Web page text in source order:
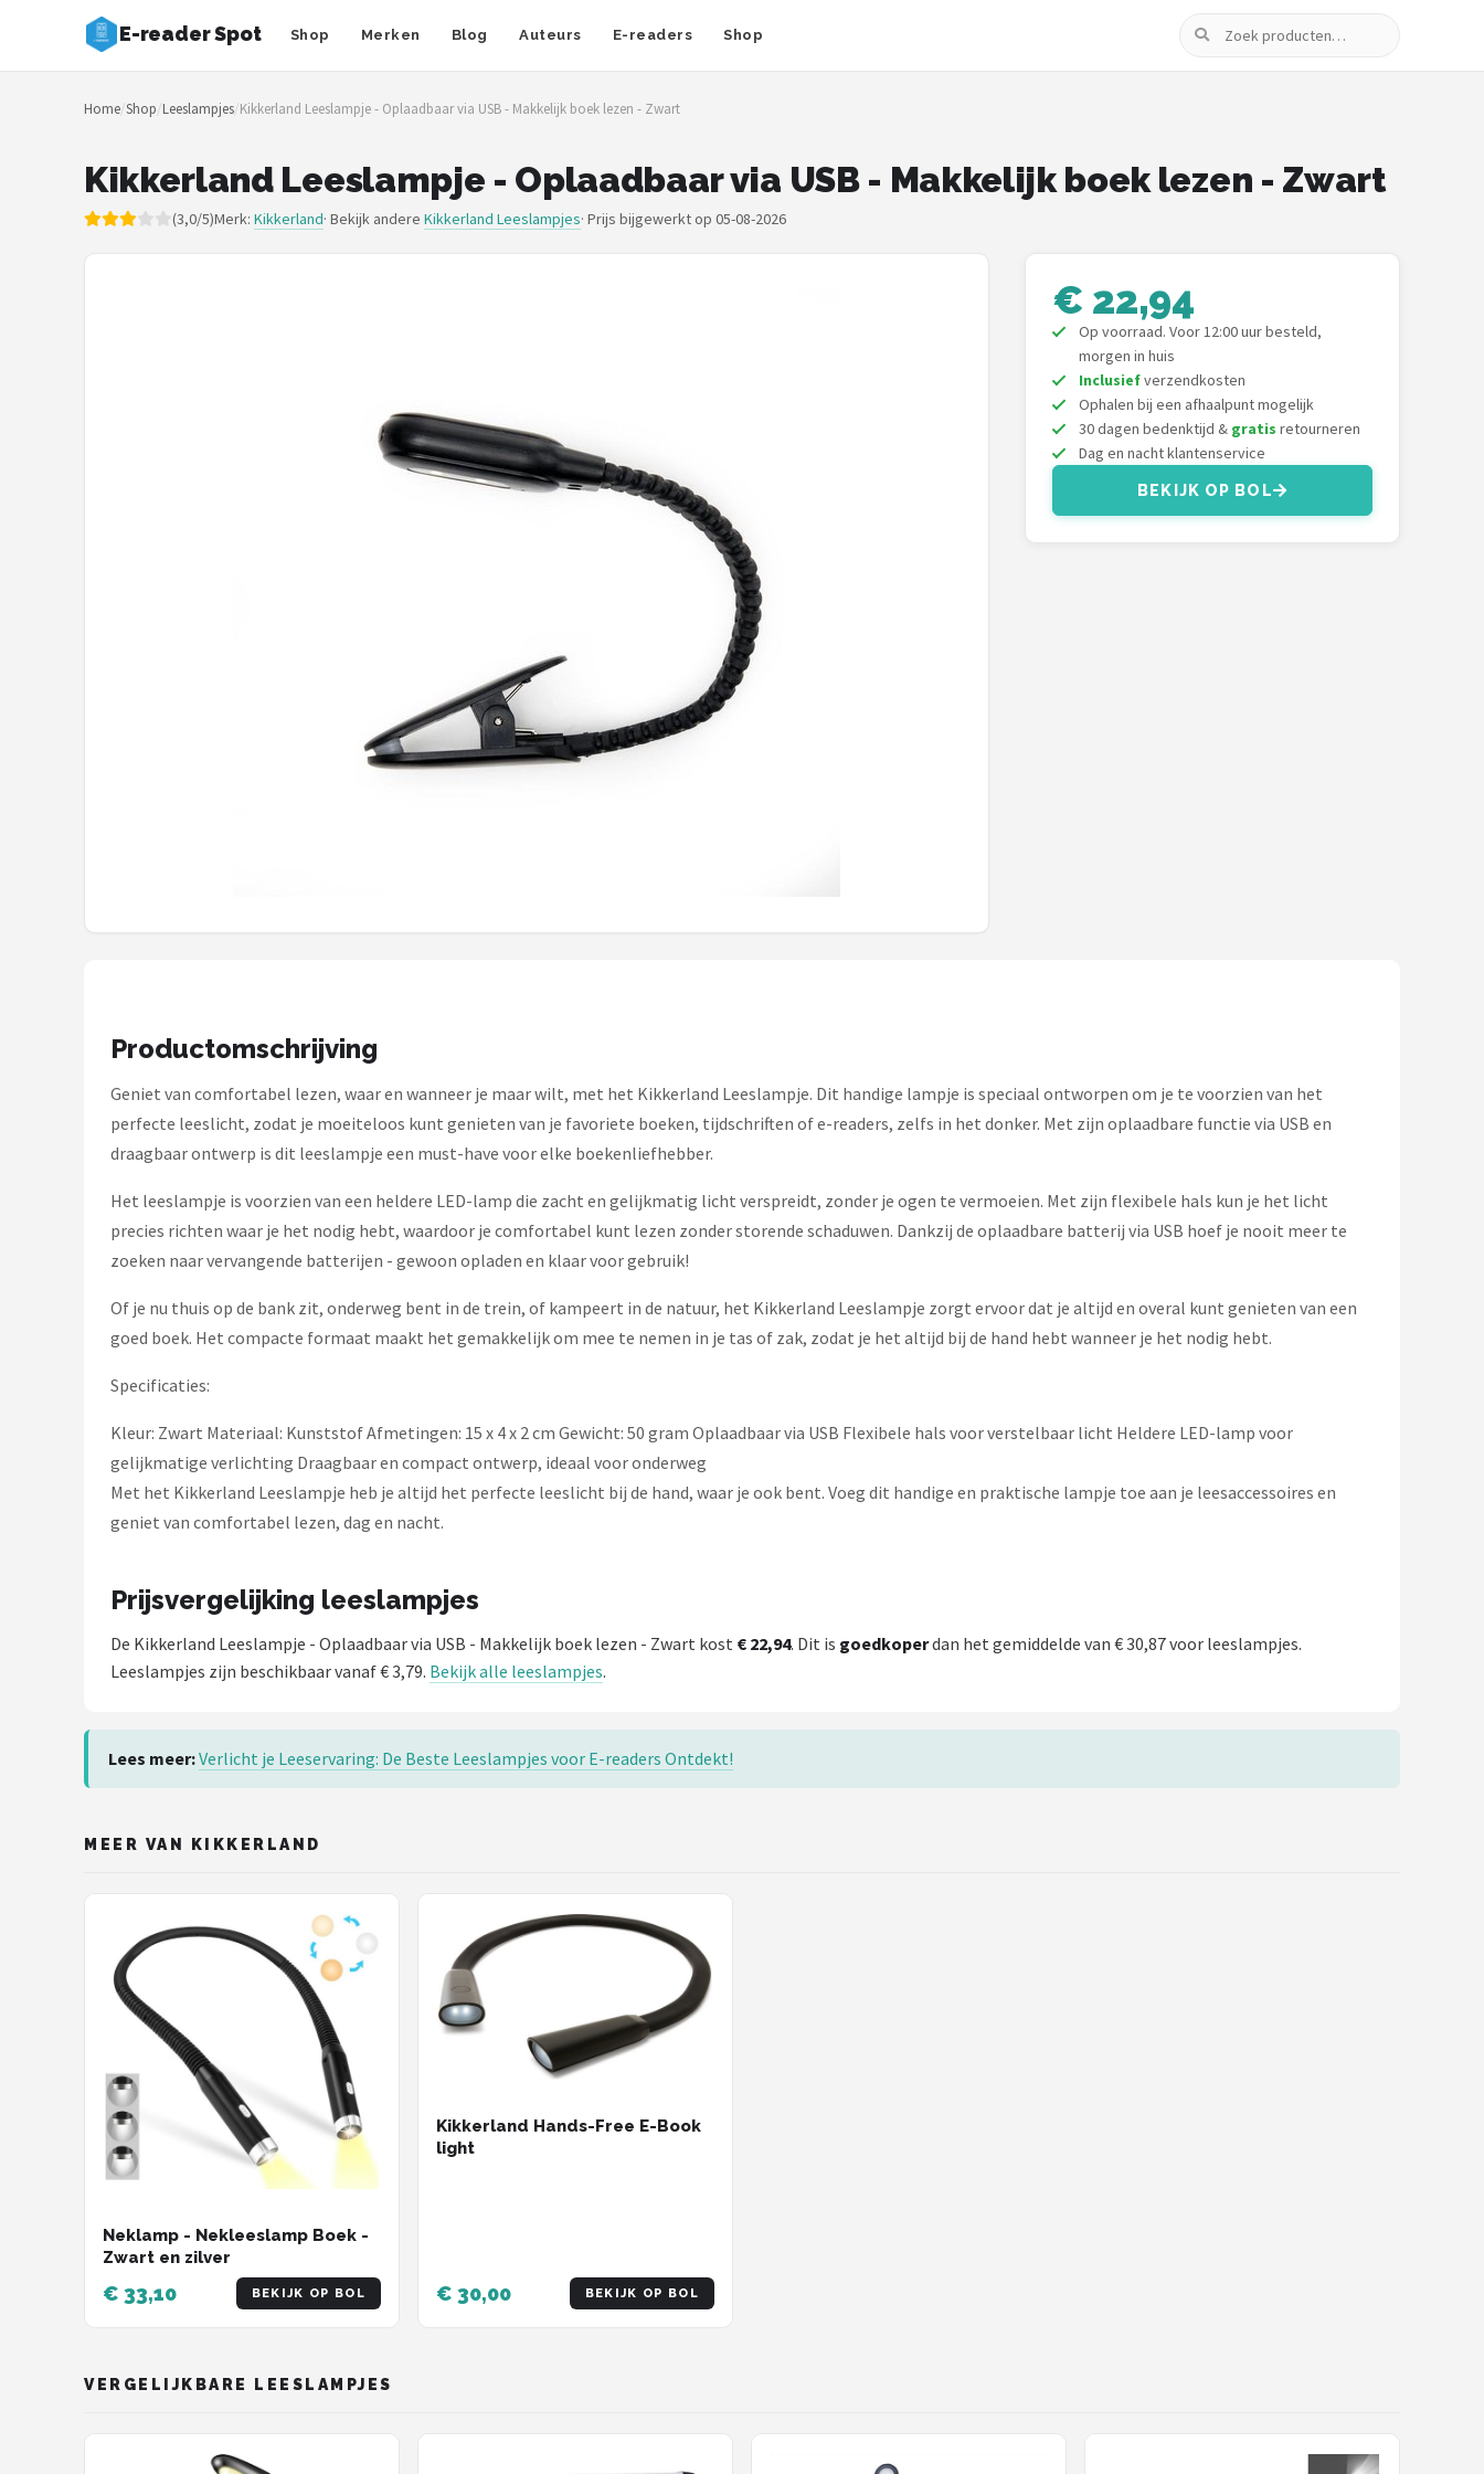
E-reader Spot Shop Merken Blog Auteurs E-readers Shop
Zoeken
Zoeken
NAVIGATIE
Merken
Alle merken →
Home/Shop/Leeslampjes/Kikkerland Leeslampje - Oplaadbaar via USB - Makkelijk boek lezen - Zwart
Kikkerland Leeslampje - Oplaadbaar via USB - Makkelijk boek lezen - Zwart
(3,0/5)Merk: Kikkerland· Bekijk andere Kikkerland Leeslampjes· Prijs bijgewerkt op 05-08-2026
€ 22,94
Op voorraad. Voor 12:00 uur besteld,
morgen in huis
Inclusiefverzendkosten
Ophalen bij een afhaalpunt mogelijk
30 dagen bedenktijd & gratis retourneren
Dag en nacht klantenservice
BEKIJK OP BOL
Productomschrijving
Geniet van comfortabel lezen, waar en wanneer je maar wilt, met het Kikkerland Leeslampje. Dit handige lampje is speciaal ontworpen om je te voorzien van het
perfecte leeslicht, zodat je moeiteloos kunt genieten van je favoriete boeken, tijdschriften of e-readers, zelfs in het donker. Met zijn oplaadbare functie via USB en
draagbaar ontwerp is dit leeslampje een must-have voor elke boekenliefhebber.
Het leeslampje is voorzien van een heldere LED-lamp die zacht en gelijkmatig licht verspreidt, zonder je ogen te vermoeien. Met zijn flexibele hals kun je het licht
precies richten waar je het nodig hebt, waardoor je comfortabel kunt lezen zonder storende schaduwen. Dankzij de oplaadbare batterij via USB hoef je nooit meer te
zoeken naar vervangende batterijen - gewoon opladen en klaar voor gebruik!
Of je nu thuis op de bank zit, onderweg bent in de trein, of kampeert in de natuur, het Kikkerland Leeslampje zorgt ervoor dat je altijd en overal kunt genieten van een
goed boek. Het compacte formaat maakt het gemakkelijk om mee te nemen in je tas of zak, zodat je het altijd bij de hand hebt wanneer je het nodig hebt.
Specificaties:
Kleur: Zwart Materiaal: Kunststof Afmetingen: 15 x 4 x 2 cm Gewicht: 50 gram Oplaadbaar via USB Flexibele hals voor verstelbaar licht Heldere LED-lamp voor
gelijkmatige verlichting Draagbaar en compact ontwerp, ideaal voor onderweg
Met het Kikkerland Leeslampje heb je altijd het perfecte leeslicht bij de hand, waar je ook bent. Voeg dit handige en praktische lampje toe aan je leesaccessoires en
geniet van comfortabel lezen, dag en nacht.
Prijsvergelijking leeslampjes
De Kikkerland Leeslampje - Oplaadbaar via USB - Makkelijk boek lezen - Zwart kost € 22,94. Dit is goedkoperdan het gemiddelde van € 30,87 voor leeslampjes.
Leeslampjes zijn beschikbaar vanaf € 3,79. Bekijk alle leeslampjes.
Lees meer:Verlicht je Leeservaring: De Beste Leeslampjes voor E-readers Ontdekt!
MEER VAN KIKKERLAND
Neklamp - Nekleeslamp Boek -
Zwart en zilver
€ 33,10 BEKIJK OP BOL
Kikkerland Hands-Free E-Book
light
€ 30,00 BEKIJK OP BOL
VERGELIJKBARE LEESLAMPJES